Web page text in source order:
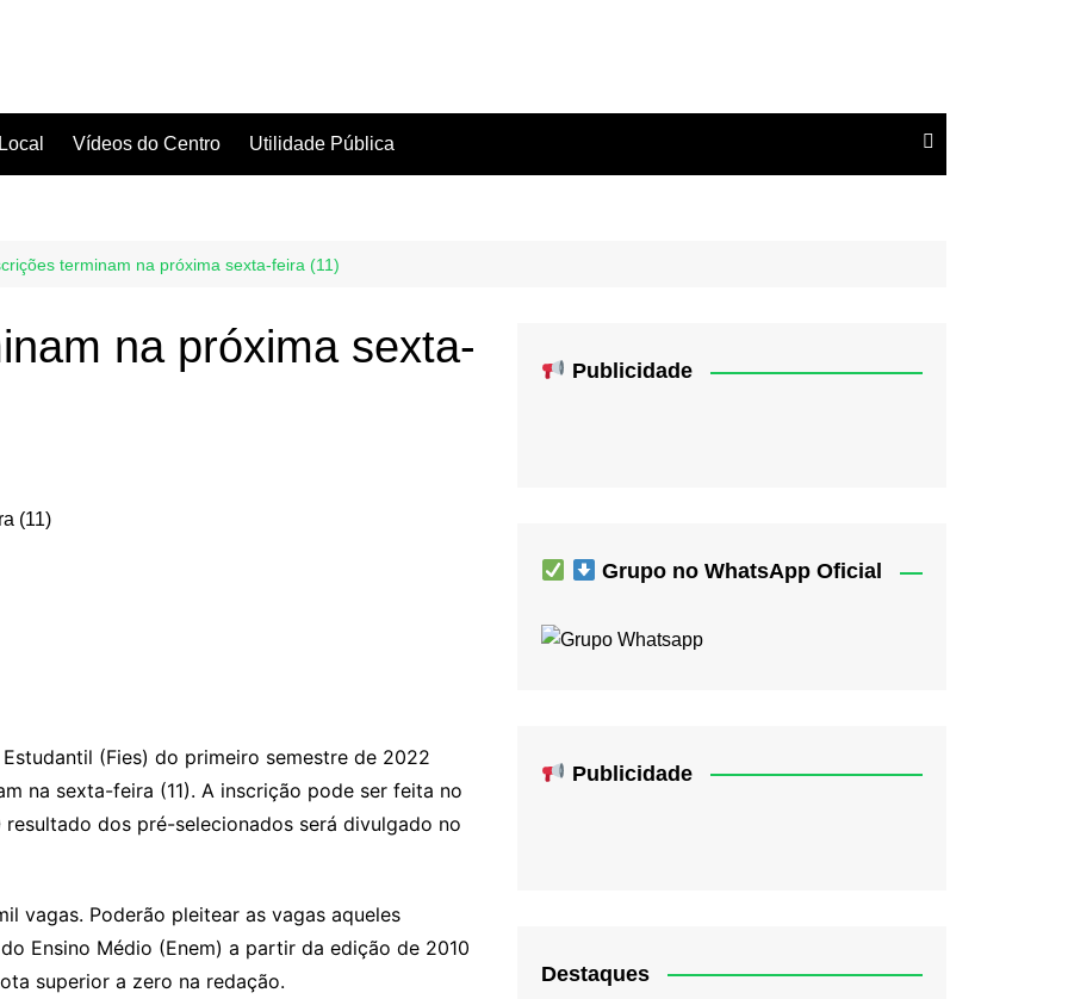
Vídeos do Centro Utilidade Pública
terminam na próxima sexta-feira (11)
na próxima sexta-
(Fies) do primeiro semestre de 2022
na sexta-feira (11). A inscrição pode ser feita no
resultado dos pré-selecionados será divulgado no
vagas. Poderão pleitear as vagas aqueles
Ensino Médio (Enem) a partir da edição de 2010
superior a zero na redação.
Publicidade
Grupo no WhatsApp Oficial
Publicidade
Destaques